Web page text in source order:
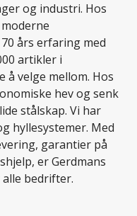
og industri. Hos
års erfaring med
artikler i
velge mellom. Hos
hev og senk
stålskap. Vi har
hyllesystemer. Med
garantier på
er Gerdmans
bedrifter.